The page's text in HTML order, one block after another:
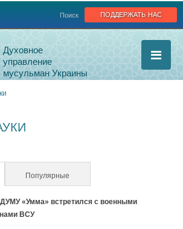
поддержать нас
Поиск
Духовное
управление
мусульман Украины
вкладка)
Популярные
«Умма» встретился с военными
ВСУ